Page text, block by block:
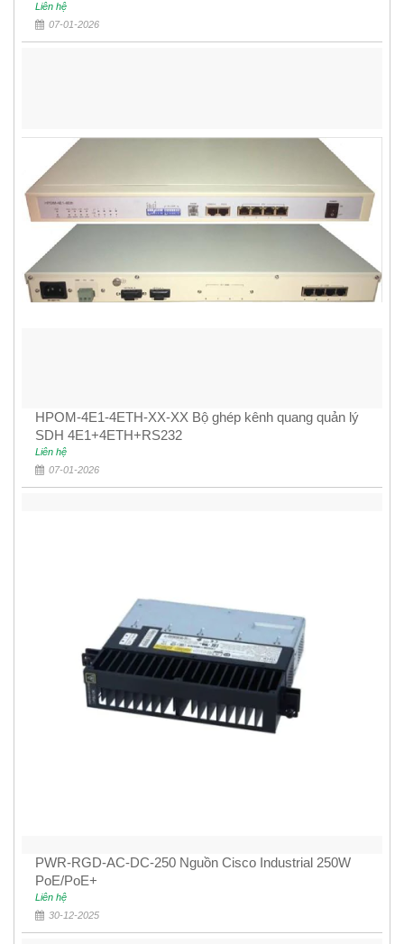
Liên hệ
07-01-2026
HPOM-4E1-4ETH-XX-XX Bộ ghép kênh quang quản lý
SDH 4E1+4ETH+RS232
Liên hệ
07-01-2026
PWR-RGD-AC-DC-250 Nguồn Cisco Industrial 250W
PoE/PoE+
Liên hệ
30-12-2025